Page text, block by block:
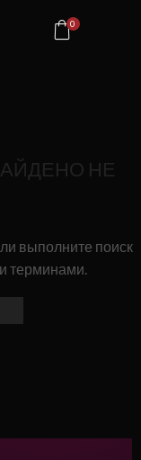
0
НЕ
выполните поиск
терминами.